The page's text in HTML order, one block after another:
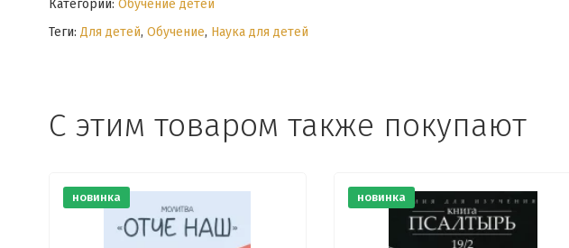
Категории: Обучение детей
Теги: Для детей, Обучение, Наука для детей
С этим товаром также покупают
новинка новинка